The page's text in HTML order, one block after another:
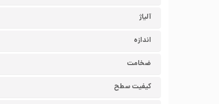
آلیاژ
اندازه
ضخامت
کیفیت سطح